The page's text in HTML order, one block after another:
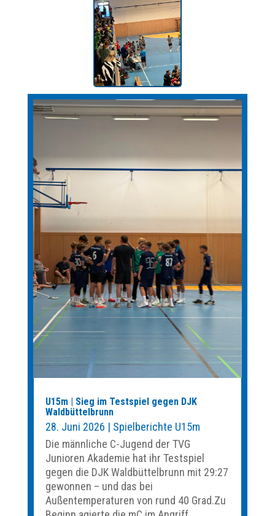
U15m | Sieg im Testspiel gegen DJK
Waldbüttelbrunn
28. Juni 2026 | Spielberichte U15m
Die männliche C-Jugend der TVG
Junioren Akademie hat ihr Testspiel
gegen die DJK Waldbüttelbrunn mit 29:27
gewonnen – und das bei
Außentemperaturen von rund 40 Grad.Zu